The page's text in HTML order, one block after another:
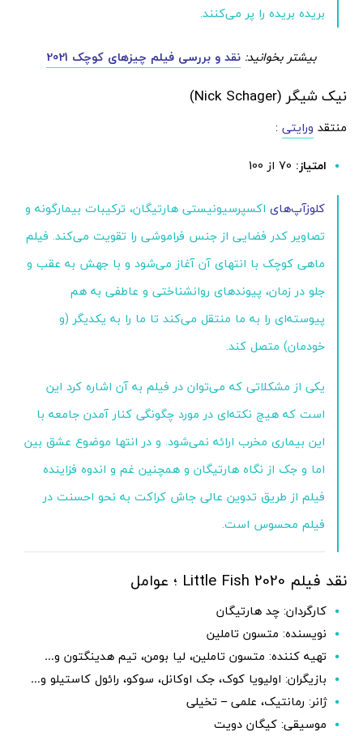
بریده بریده را پر می‌کنند.
بیشتر بخوانید: نقد و بررسی فیلم چیزهای کوچک 2021
نیک شیگر (Nick Schager)
منتقد ورایتی :
امتیاز:
کلوزآپ‌های اکسپرسیونیستی هارتیگان، ترکیبات بیمارگونه و
تصاویر کدر فضایی از جنس فراموشی را تقویت می‌کند. فیلم
ماهی کوچک با انتهای آن آغاز می‌شود و با جهش به عقب و
جلو در زمان، پیوندهای روانشناختی و عاطفی به هم
پیوسته‌ای را به ما منتقل می‌کند تا ما را به یکدیگر (و
خودمان) متصل کند.
یکی از مشکلاتی که می‌توان در فیلم به آن اشاره کرد این
است که هیچ نکته‌ای در مورد چگونگی کنار آمدن جامعه با
این بیماری مخرب ارائه نمی‌شود. و در انتها موضوع عشق بین
اما و جک از نگاه هارتیگان و همچنین غم و اندوه فزاینده
فیلم از طریق تدوین عالی جاش کراکت به نحو احسنت در
فیلم محسوس است.
نقد فیلم 2020 Little Fish ؛ عوامل
کارگردان: چد هارتیگان
نویسنده: متسون تاملین
تهیه کننده: متسون تاملین، لیا بومن، تیم هدینگتون و…
بازیگران: اولیویا کوک، جک اوکانل، سوکو، رائول کاستیلو و…
ژانر: رمانتیک، علمی – تخیلی
موسیقی: کیگان دویت